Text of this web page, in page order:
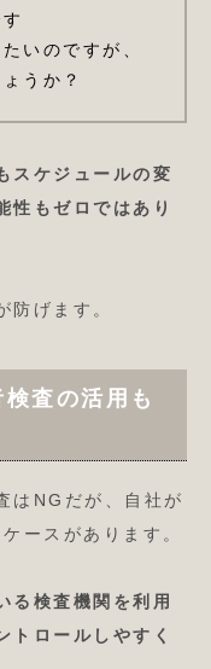
いのですが、
うか？
スケジュールの変
性もゼロではあり
防げます。
査の活用も
はNGだが、自社が
ースがあります。
る検査機関を利用
トロールしやすく